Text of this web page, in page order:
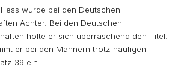
wurde bei den Deutschen
Achter. Bei den Deutschen
holte er sich überraschend den Titel.
er bei den Männern trotz häufigen
39 ein.